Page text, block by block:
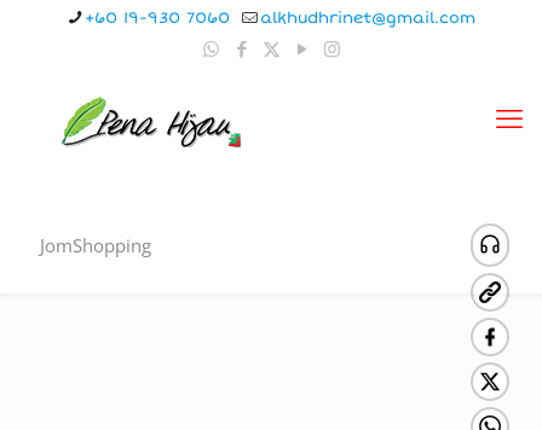
+60 19-930 7060 alkhudhrinet@gmail.com
JomShopping